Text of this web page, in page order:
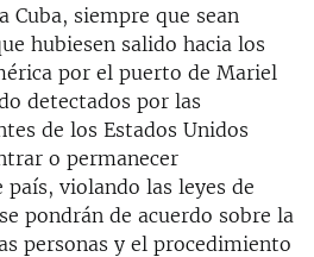
Cuba, siempre que sean
hubiesen salido hacia los
por el puerto de Mariel
detectados por las
de los Estados Unidos
o permanecer
violando las leyes de
pondrán de acuerdo sobre la
personas y el procedimiento